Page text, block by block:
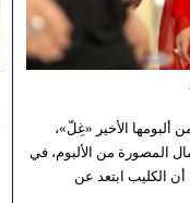
ألبومها الأخير «غِلّ»،
المصورة من الألبوم، في
الكليب ابتعد عن